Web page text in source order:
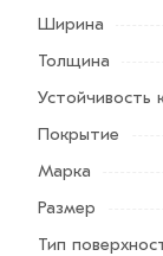
условий
Возврат
Ширина
Толщина
Устойчивость
Покрытие
Марка
Размер
Тип